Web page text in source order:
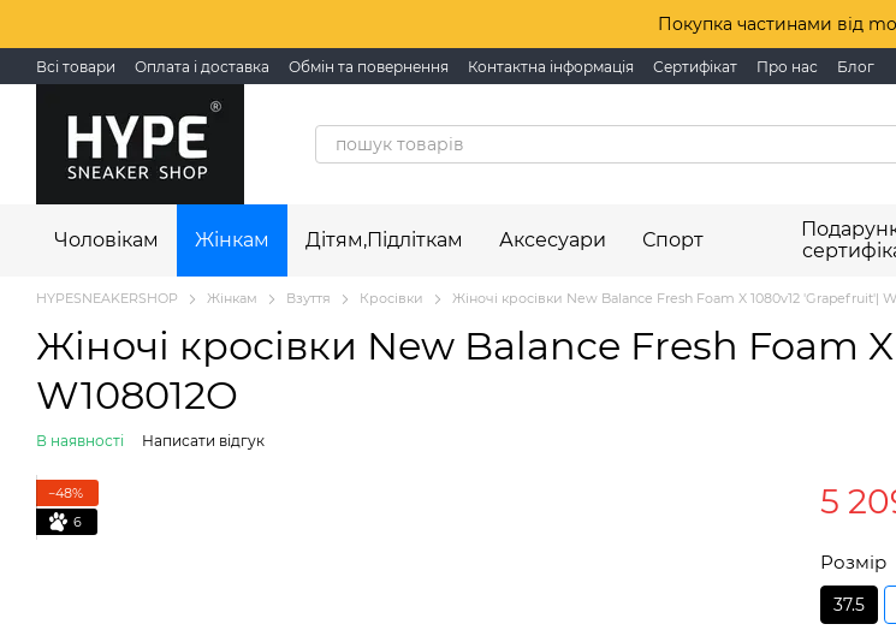
Покупка частинами від
Всі товари Оплата і доставка Обмін та повернення Контактна інформація Сертифікат Про нас Блог
Чоловікам Жінкам Дітям,Підліткам Аксесуари Спорт
HYPESNEAKERSHOP Жінкам Взуття Кросівки Жіночі кросівки New Balance Fresh Foam X 1080v12 'Grapefruit'|
Жіночі кросівки New Balance Fresh Foam
W108012O
В наявності Написати відгук
−48%
6
5
Розмір
37.5